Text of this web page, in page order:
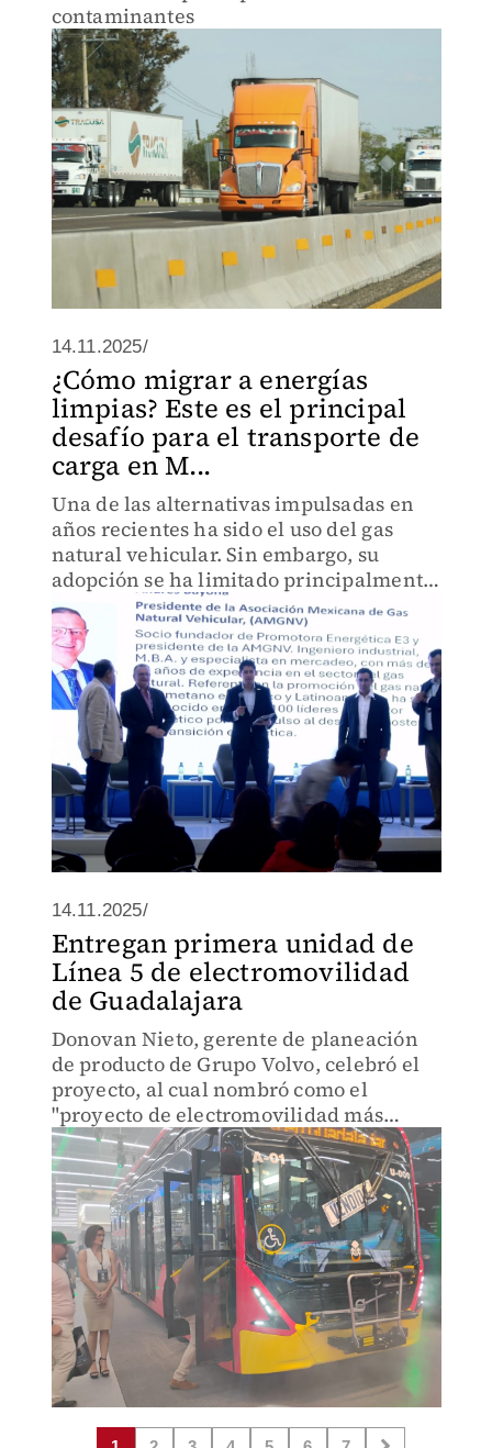
contaminantes
14.11.2025/
¿Cómo migrar a energías
limpias? Este es el principal
desafío para el transporte de
carga en M...
Una de las alternativas impulsadas en
años recientes ha sido el uso del gas
natural vehicular. Sin embargo, su
adopción se ha limitado principalmente
a vehículos ligeros y autobuses
14.11.2025/
Entregan primera unidad de
Línea 5 de electromovilidad
de Guadalajara
Donovan Nieto, gerente de planeación
de producto de Grupo Volvo, celebró el
proyecto, al cual nombró como el
"proyecto de electromovilidad más
importante hasta el día de hoy en
nuestro país"